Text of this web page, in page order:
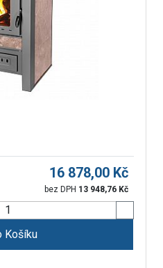
16 878,00 Kč
bez DPH 13 948,76 Kč
Košíku